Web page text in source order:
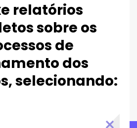
relatórios
sobre os
de
dos
selecionando: